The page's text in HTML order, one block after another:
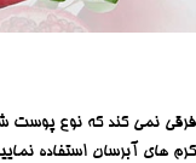
فرقی نمی کند که نوع پوست
کرم های آبرسان استفاده